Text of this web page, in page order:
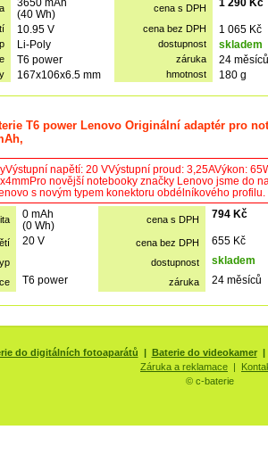
(40 Wh)
cena s DPH
10.95 V cena bez DPH 1 065 Kč
Li-Poly dostupnost skladem
T6 power záruka 24 měsíců
167x106x6.5 mm hmotnost 180 g
T6 power Lenovo Originální adaptér pro
napětí: 20 VVýstupní proud: 3,25AVýkon:
novější notebooky značky Lenovo jsme do
s novým typem konektoru obdélníkového profilu.
0 mAh
(0 Wh)
cena s DPH 794 Kč
20 V cena bez DPH 655 Kč
dostupnost skladem
T6 power záruka 24 měsíců
do digitálních fotoaparátů | Baterie do videokamer|
Záruka a reklamace |
© c-baterie